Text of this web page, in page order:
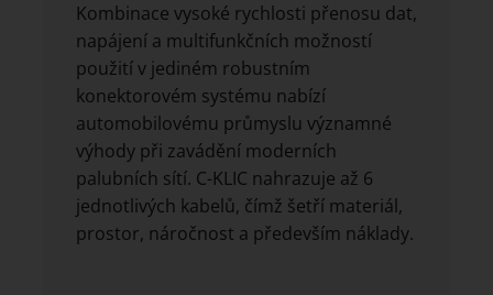
Kombinace vysoké rychlosti přenosu dat,
napájení a multifunkčních možností
použití v jediném robustním
konektorovém systému nabízí
automobilovému průmyslu významné
výhody při zavádění moderních
palubních sítí. C-KLIC nahrazuje až 6
jednotlivých kabelů, čímž šetří materiál,
prostor, náročnost a především náklady.